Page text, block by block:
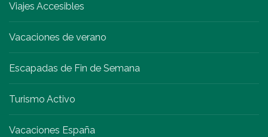
Viajes Accesibles
Vacaciones de verano
Escapadas de Fin de Semana
Turismo Activo
Vacaciones España